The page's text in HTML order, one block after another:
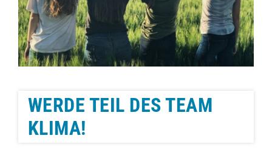
WERDE TEIL DES TEAM
KLIMA!